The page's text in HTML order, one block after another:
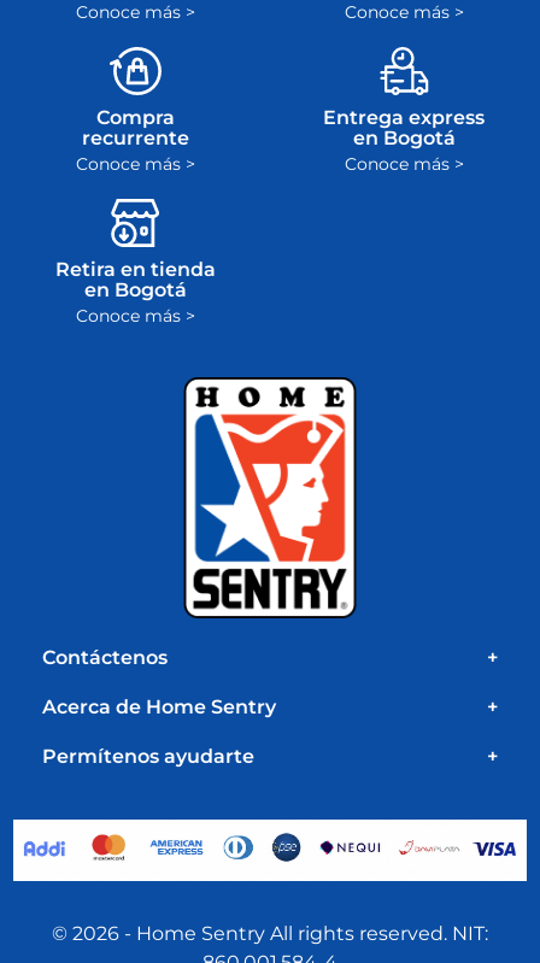
Conoce más > Conoce más >
Compra
recurrente
Conoce más >
Entrega express
en Bogotá
Conoce más >
Retira en tienda
en Bogotá
Conoce más >
Contáctenos +
Acerca de Home Sentry +
Permítenos ayudarte +
© 2026 - Home Sentry All rights reserved. NIT: